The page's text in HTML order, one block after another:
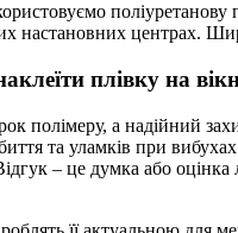
центрах.
плівку на
полімеру, а надійний
та уламків при
– це думка або